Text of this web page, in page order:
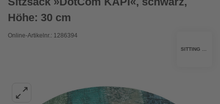
Höhe: 30 cm
Online-Artikelnr.: 1286394